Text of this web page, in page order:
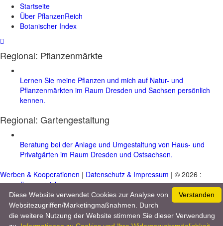
Startseite
Über PflanzenReich
Botanischer Index
Regional: Pflanzenmärkte
Lernen Sie meine Pflanzen und mich auf Natur- und
Pflanzenmärkten im Raum Dresden und Sachsen persönlich
kennen.
Regional: Gartengestaltung
Beratung bei der Anlage und Umgestaltung von Haus- und
Privatgärten im Raum Dresden und Ostsachsen.
Werben & Kooperationen | Datenschutz & Impressum | © 2026 :
www.pflanzenreich.com
Verstanden
Diese Website verwendet Cookies zur Analyse von
Websitezugriffen/Marketingmaßnahmen. Durch
die weitere Nutzung der Website stimmen Sie dieser Verwendung